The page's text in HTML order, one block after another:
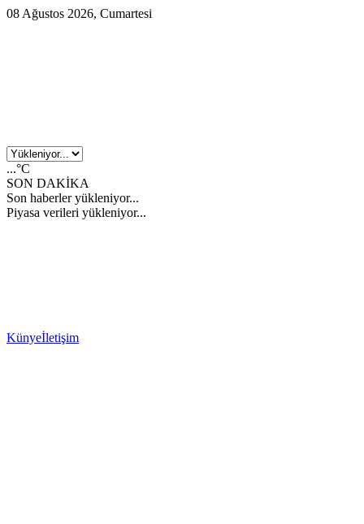
08 Ağustos 2026, Cumartesi
...°C
SON DAKİKA
Son haberler yükleniyor...
Piyasa verileri yükleniyor...
Künyeİletişim